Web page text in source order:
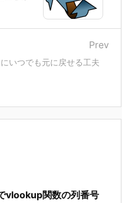
いつでも元に戻せる工夫
Prev
vlookup関数の列番号